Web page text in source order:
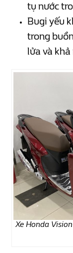
tụ nước
Bugi yếu
trong
lửa và khả
Xe Honda